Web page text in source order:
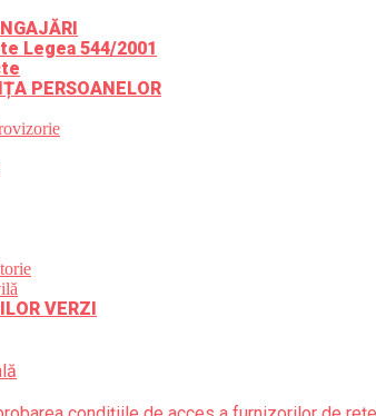
Legea 544/2001
PERSOANELOR
VERZI